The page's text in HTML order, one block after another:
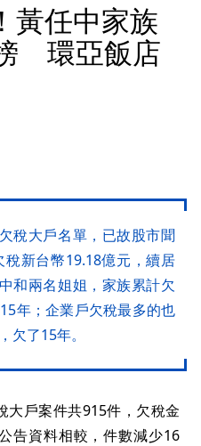
黃任中家族
環亞飯店
稅大戶名單，已故股市聞
新台幣19.18億元，續居
和兩名姐姐，家族累計欠
年；企業戶欠稅最多的也
欠了15年。
大戶案件共915件，欠稅金
告資料相較，件數減少16